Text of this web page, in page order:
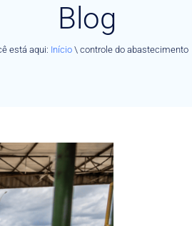
Blog
está aqui: Início\ controle do abastecimento